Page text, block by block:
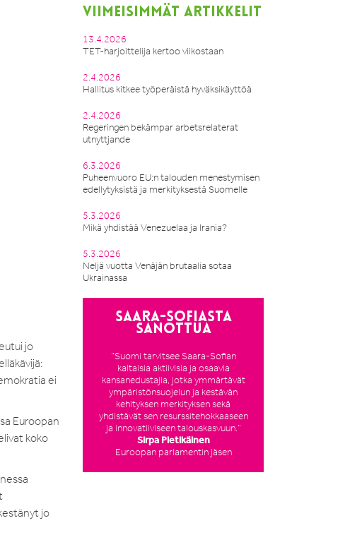
jo
ei
Euroopan
koko
jo
VIIMEISIMMÄT ARTIKKELIT
13.4.2026
TET-harjoittelija kertoo viikostaan
2.4.2026
Hallitus kitkee työperäistä hyväksikäyttöä
2.4.2026
Regeringen bekämpar arbetsrelaterat
utnyttjande
6.3.2026
Puheenvuoro EU:n talouden menestymisen
edellytyksistä ja merkityksestä Suomelle
5.3.2026
Mikä yhdistää Venezuelaa ja Irania?
5.3.2026
Neljä vuotta Venäjän brutaalia sotaa
Ukrainassa
Saara-Sofiasta
sanottua
”Suomi tarvitsee Saara-Sofian
kaltaisia aktiivisia ja osaavia
kansanedustajia, jotka ymmärtävät
ympäristönsuojelun ja kestävän
kehityksen merkityksen sekä
yhdistävät sen resurssitehokkaaseen
ja innovatiiviseen talouskasvuun.”
Sirpa Pietikäinen
Euroopan parlamentin jäsen